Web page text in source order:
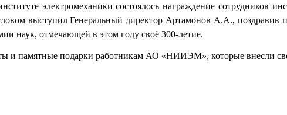
электромеханики состоялось награждение сотрудников
выступил Генеральный директор Артамонов А.А., поздравив
наук, отмечающей в этом году своё 300-летие.
и памятные подарки работникам АО «НИИЭМ», которые внесли